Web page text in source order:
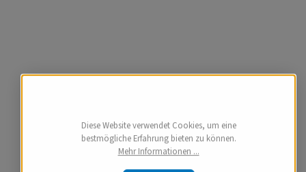
Diese Website verwendet Cookies, um eine
bestmögliche Erfahrung bieten zu können.
Mehr Informationen ...